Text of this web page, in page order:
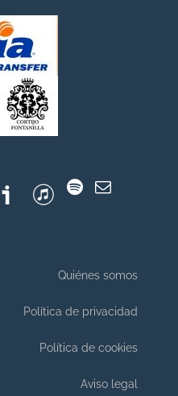
Quiénes somos
Política de privacidad
Política de cookies
Aviso legal